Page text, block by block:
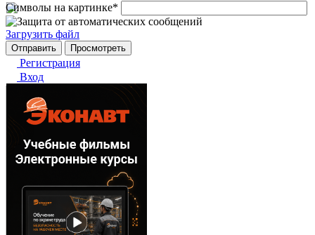
Символы на картинке*
Загрузить файл
Регистрация
Вход